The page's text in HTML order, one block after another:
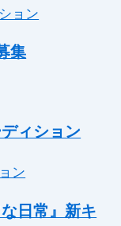
ョン
集
ィション
ン
日常』新キ